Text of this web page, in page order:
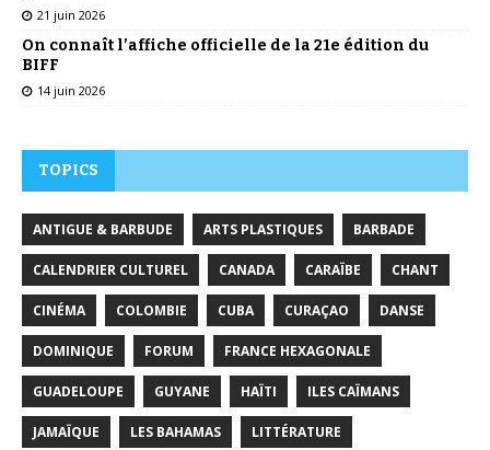
21 juin 2026
On connaît l’affiche officielle de la 21e édition du
BIFF
14 juin 2026
TOPICS
ANTIGUE & BARBUDE ARTS PLASTIQUES BARBADE
CALENDRIER CULTUREL CANADA CARAÏBE CHANT
CINÉMA COLOMBIE CUBA CURAÇAO DANSE
DOMINIQUE FORUM FRANCE HEXAGONALE
GUADELOUPE GUYANE HAÏTI ILES CAÏMANS
JAMAÏQUE LES BAHAMAS LITTÉRATURE